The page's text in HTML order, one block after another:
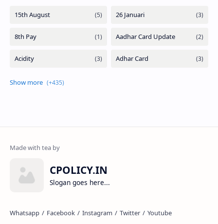
CPOLICY.IN
Slogan goes here...